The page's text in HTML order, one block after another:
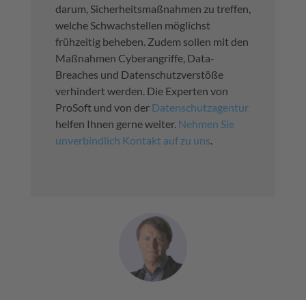
darum, Sicherheitsmaßnahmen zu treffen,
welche Schwachstellen möglichst
frühzeitig beheben. Zudem sollen mit den
Maßnahmen Cyberangriffe, Data-
Breaches und Datenschutzverstöße
verhindert werden. Die Experten von
ProSoft und von der Datenschutzagentur
helfen Ihnen gerne weiter. Nehmen Sie
unverbindlich Kontakt auf zu uns.